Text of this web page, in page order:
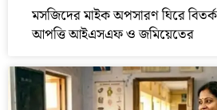
মসজিদের মাইক অপসারণ ঘিরে
আপত্তি আইএসএফ ও জমিয়েতের